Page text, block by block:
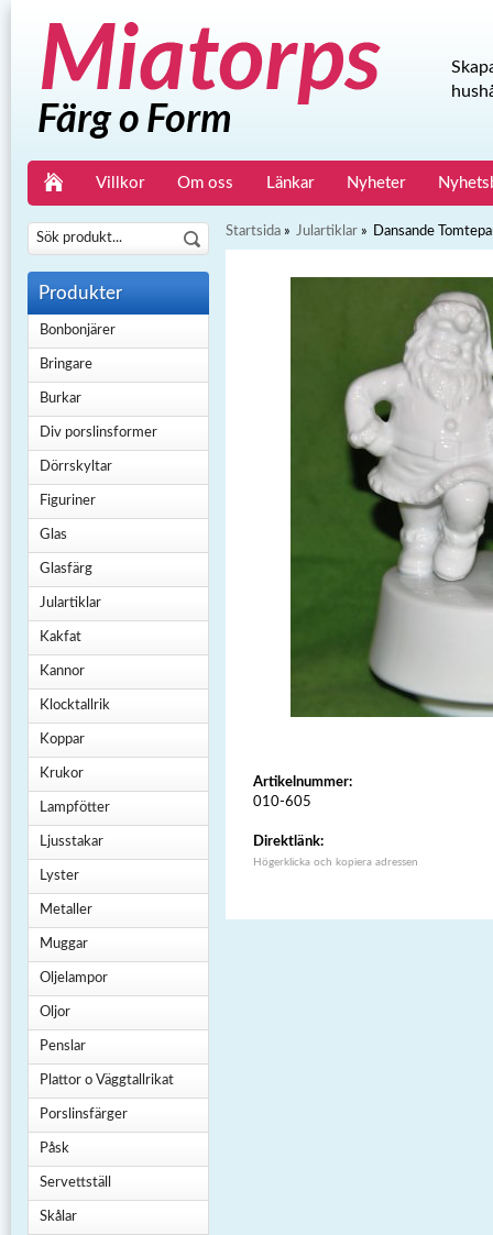
Villkor Om oss Länkar Nyheter
Produkter
Bonbonjärer
Bringare
Burkar
Div porslinsformer
Dörrskyltar
Figuriner
Glas
Glasfärg
Julartiklar
Kakfat
Kannor
Klocktallrik
Koppar
Krukor
Lampfötter
Ljusstakar
Lyster
Metaller
Muggar
Oljelampor
Oljor
Penslar
Plattor o Väggtallrikat
Porslinsfärger
Påsk
Servettställ
Skålar
Startsida » Julartiklar » Dansande
Artikelnummer:
010-605
Direktlänk:
Högerklicka och kopiera adressen